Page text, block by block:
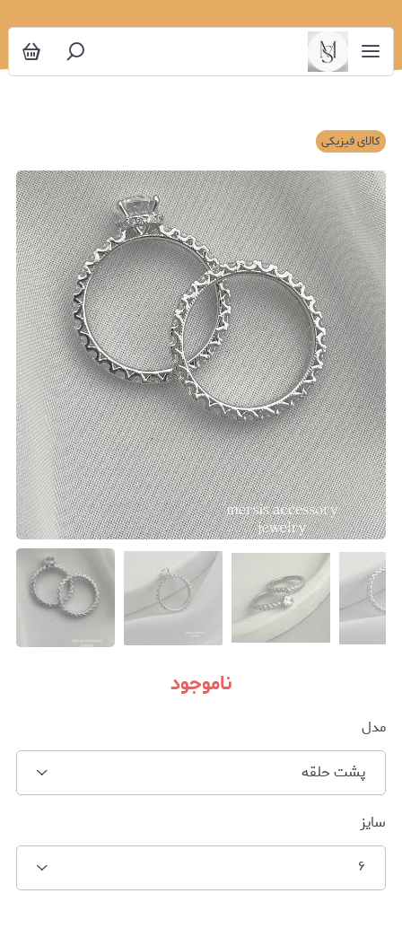
کالای فیزیکی
ناموجود
مدل
پشت حلقه
سایز
۶